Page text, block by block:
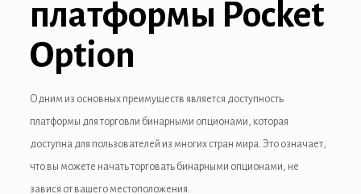
платформы Pocket
Option
Одним из основных преимуществ является доступность
платформы для торговли бинарными опционами, которая
доступна для пользователей из многих стран мира. Это означает,
что вы можете начать торговать бинарными опционами, не
завися от вашего местоположения.